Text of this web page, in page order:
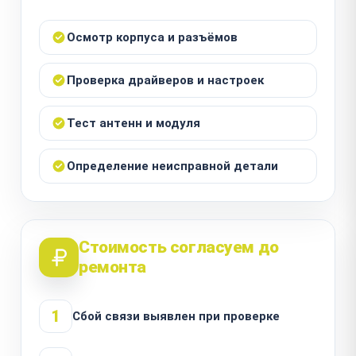
Осмотр корпуса и разъёмов
Проверка драйверов и настроек
Тест антенн и модуля
Определение неисправной детали
Стоимость согласуем до
ремонта
1 Сбой связи выявлен при проверке